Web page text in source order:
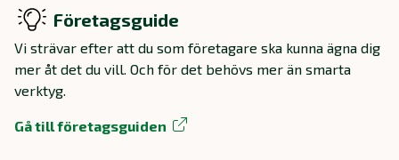
Företagsguide
Vi strävar efter att du som företagare ska kunna ägna dig
mer åt det du vill. Och för det behövs mer än smarta
verktyg.
Gå till företagsguiden